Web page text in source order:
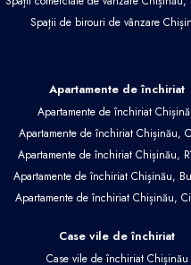
Spații de birouri de vânzare
Apartamente de închiriat
Apartamente de închiriat
Apartamente de închiriat Chișinău,
Apartamente de închiriat Chișinău,
Apartamente de închiriat Chișinău,
Apartamente de închiriat Chișinău,
Case vile de închiriat
Case vile de închiriat Chișinău